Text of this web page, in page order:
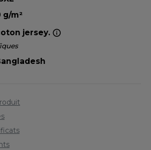
VINTAGE
g/m²
jersey.